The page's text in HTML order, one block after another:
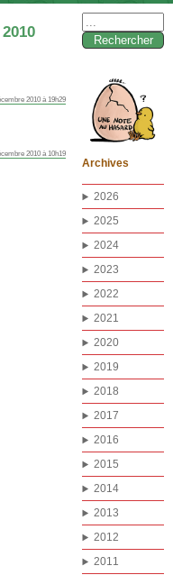
2010 à 19h29
2010 à 10h19
Archives
2026
2025
2024
2023
2022
2021
2020
2019
2018
2017
2016
2015
2014
2013
2012
2011